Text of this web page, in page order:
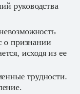
руководства
о признании
исходя из ее
трудности.